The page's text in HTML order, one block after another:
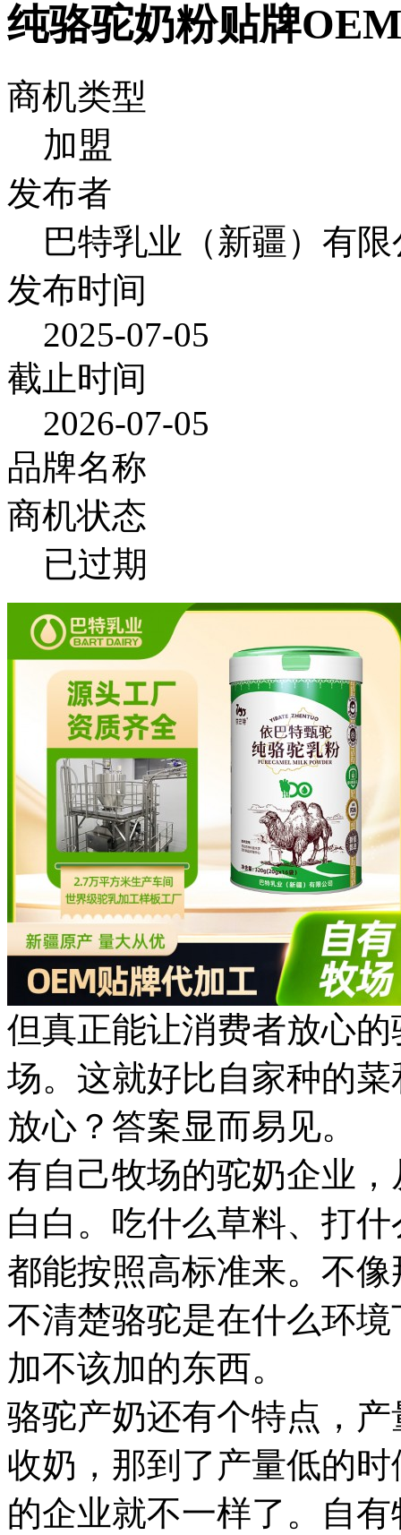
纯骆驼奶粉贴牌
商机类型
加盟
发布者
巴特乳业（新疆）有
发布时间
2025-07-05
截止时间
2026-07-05
品牌名称
商机状态
已过期
但真正能让消费者放心
场。这就好比自家种的
放心？答案显而易见。
有自己牧场的驼奶企业
白白。吃什么草料、打
都能按照高标准来。不
不清楚骆驼是在什么环
加不该加的东西。
骆驼产奶还有个特点，
收奶，那到了产量低的
的企业就不一样了。自